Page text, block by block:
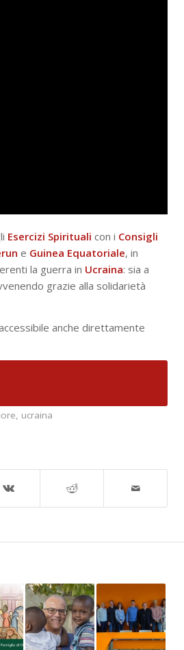
Esercizi Spirituali con i Consigli
e Guinea Equatoriale, in
la guerra in Ucraina: sia a
grazie alla solidarietà
anche direttamente
, ucraina